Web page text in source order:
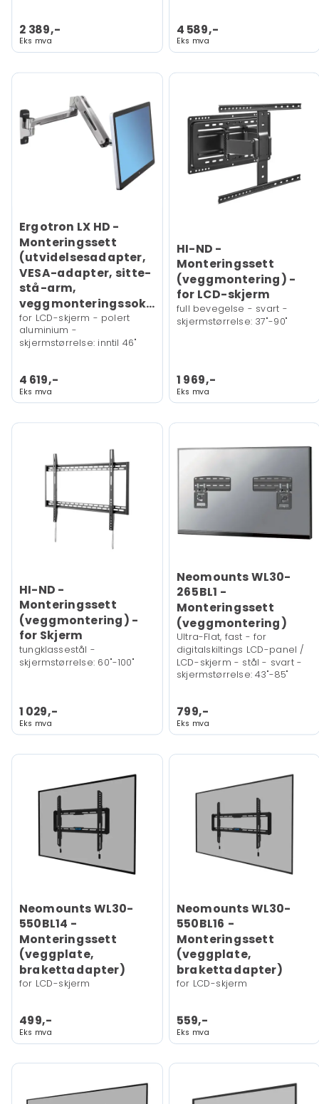
2 389,-
Eks mva
4 589,-
Eks mva
Ergotron LX HD -
Monteringssett
(utvidelsesadapter,
VESA-adapter, sitte-
stå-arm,
veggmonteringssokkel)
for LCD-skjerm - polert
aluminium -
skjermstørrelse: inntil 46"
4 619,-
Eks mva
HI-ND -
Monteringssett
(veggmontering) -
for LCD-skjerm
full bevegelse - svart -
skjermstørrelse: 37"-90"
1 969,-
Eks mva
HI-ND -
Monteringssett
(veggmontering) -
for Skjerm
tungklassestål -
skjermstørrelse: 60"-100"
1 029,-
Eks mva
Neomounts WL30-
265BL1 -
Monteringssett
(veggmontering)
Ultra-Flat, fast - for
digitalskiltings LCD-panel /
LCD-skjerm - stål - svart -
skjermstørrelse: 43"-85"
799,-
Eks mva
Neomounts WL30-
550BL14 -
Monteringssett
(veggplate,
brakettadapter)
for LCD-skjerm
499,-
Eks mva
Neomounts WL30-
550BL16 -
Monteringssett
(veggplate,
brakettadapter)
for LCD-skjerm
559,-
Eks mva